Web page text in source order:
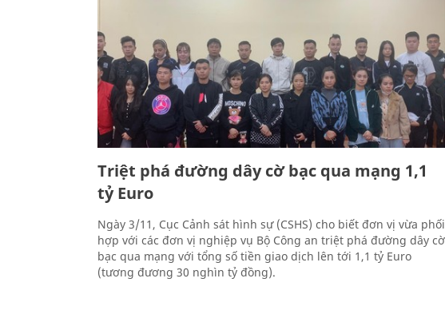
Triệt phá đường dây cờ bạc qua mạng 1,1
tỷ Euro
Ngày 3/11, Cục Cảnh sát hình sự (CSHS) cho biết đơn vị vừa phối
hợp với các đơn vị nghiệp vụ Bộ Công an triệt phá đường dây cờ
bạc qua mạng với tổng số tiền giao dịch lên tới 1,1 tỷ Euro
(tương đương 30 nghìn tỷ đồng).